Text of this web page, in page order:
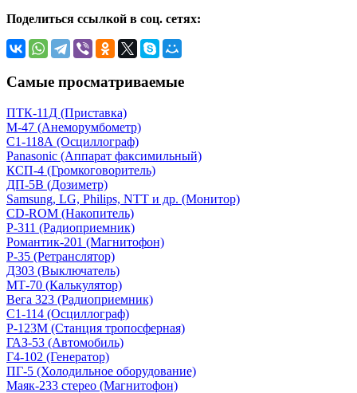
Поделиться ссылкой в соц. сетях:
Самые просматриваемые
ПТК-11Д (Приставка)
М-47 (Анеморумбометр)
С1-118А (Осциллограф)
Panasonic (Аппарат факсимильный)
КСП-4 (Громкоговоритель)
ДП-5В (Дозиметр)
Samsung, LG, Philips, NTT и др. (Монитор)
CD-ROM (Накопитель)
Р-311 (Радиоприемник)
Романтик-201 (Магнитофон)
Р-35 (Ретранслятор)
Д303 (Выключатель)
МТ-70 (Калькулятор)
Вега 323 (Радиоприемник)
С1-114 (Осциллограф)
Р-123М (Станция тропосферная)
ГАЗ-53 (Автомобиль)
Г4-102 (Генератор)
ПГ-5 (Холодильное оборудование)
Маяк-233 стерео (Магнитофон)